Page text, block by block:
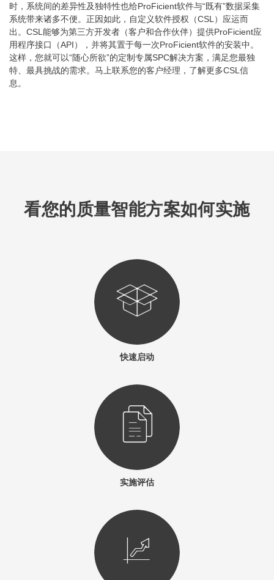
时，系统间的差异性及独特性也给ProFicient软件与“既有”数据采集
系统带来诸多不便。正因如此，自定义软件授权（CSL）应运而
出。CSL能够为第三方开发者（客户和合作伙伴）提供ProFicient应
用程序接口（API），并将其置于每一次ProFicient软件的安装中。
这样，您就可以“随心所欲”的定制专属SPC解决方案，满足您最独
特、最具挑战的需求。马上联系您的客户经理，了解更多CSL信
息。
看您的质量智能方案如何实施
快速启动
实施评估